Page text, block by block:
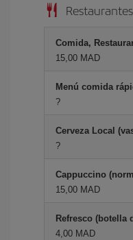
Restaurantes
Comida,
15,00 MAD
Menú comida
?
Cerveza Local
?
Cappuccino
15,00 MAD
Refresco (botella
4,00 MAD